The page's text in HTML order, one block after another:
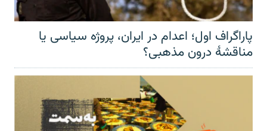
پاراگراف اول؛ اعدام در ایران، پروژه سیاسی یا
مناقشهٔ درون مذهبی؟